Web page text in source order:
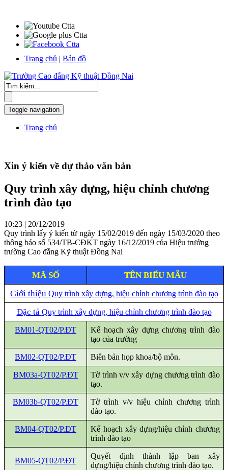
Trang chủ | Bản đồ
Toggle navigation
Trang chủ
Xin ý kiến về dự thảo văn bản
Quy trình xây dựng, hiệu chỉnh chương
trình đào tạo
10:23 | 20/12/2019
Quy trình lấy ý kiến từ ngày 15/02/2019 đến ngày 15/03/2020 theo
thông báo số 534/TB-CĐKT ngày 16/12/2019 của Hiệu trưởng
trường Cao đẳng Kỹ thuật Đồng Nai
MÃ SỐ
TÊN BIỂU MẪU
Giới thiệu Quy trình xây dựng, hiệu chỉnh chương trình đào tạo
Đặc tả Quy trình xây dựng, hiệu chỉnh chương trình đào tạo
BM01-QT02/P.ĐT
Kế hoạch xây dựng chương trình đào
tạo của trường
BM02-QT02/P.ĐT Biên bản họp khoa/bộ môn.
BM03a-QT02/P.ĐT
Tờ trình v/v xây dựng chương trình đào
tạo.
BM03b-QT02/P.ĐT
Tờ trình v/v hiệu chỉnh chương trình
đào tạo.
BM04-QT02/P.ĐT
Kế hoạch xây dựng/hiệu chỉnh chương
trình đào tạo
BM05-QT02/P.ĐT
Quyết định thành lập ban xây
dựng/hiệu chỉnh chương trình đào tạo.